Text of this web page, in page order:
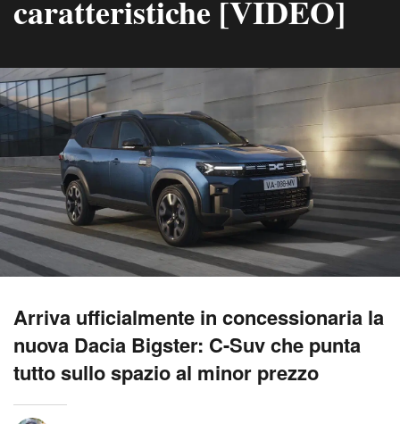
caratteristiche [VIDEO]
Arriva ufficialmente in concessionaria la
nuova Dacia Bigster: C-Suv che punta
tutto sullo spazio al minor prezzo